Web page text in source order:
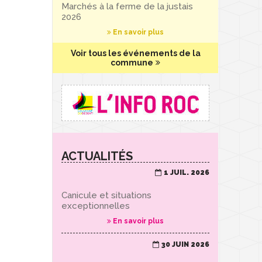
Marchés à la ferme de la justais
2026
En savoir plus
Voir tous les événements de la
commune
ACTUALITÉS
1 JUIL. 2026
Canicule et situations
exceptionnelles
En savoir plus
30 JUIN 2026